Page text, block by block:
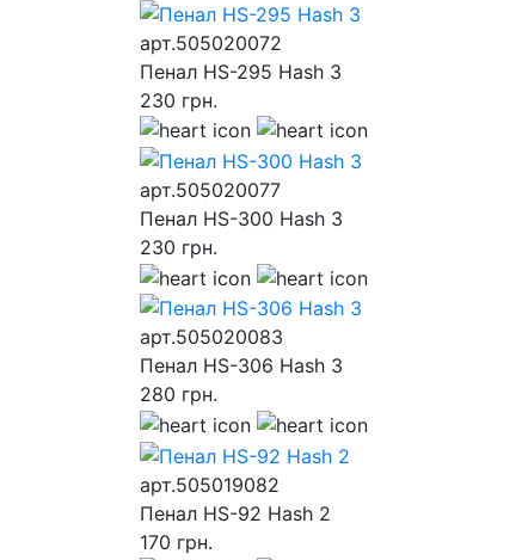
арт.505020072
Пенал HS-295 Hash 3
230 грн.
арт.505020077
Пенал HS-300 Hash 3
230 грн.
арт.505020083
Пенал HS-306 Hash 3
280 грн.
арт.505019082
Пенал HS-92 Hash 2
170 грн.